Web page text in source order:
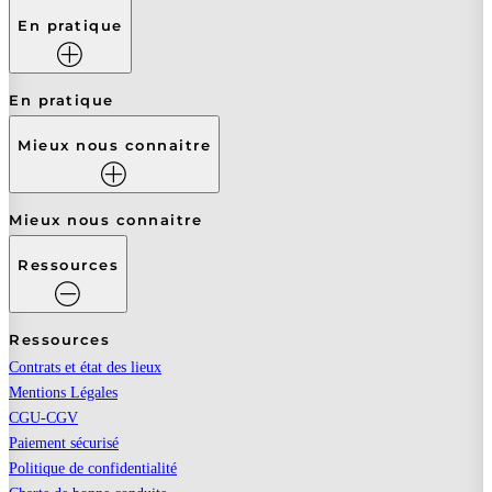
En pratique
En pratique
Mieux nous connaitre
Mieux nous connaitre
Ressources
Ressources
Contrats et état des lieux
Mentions Légales
CGU-CGV
Paiement sécurisé
Politique de confidentialité